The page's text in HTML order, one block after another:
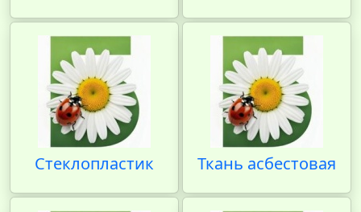
Стеклопластик Ткань асбестовая